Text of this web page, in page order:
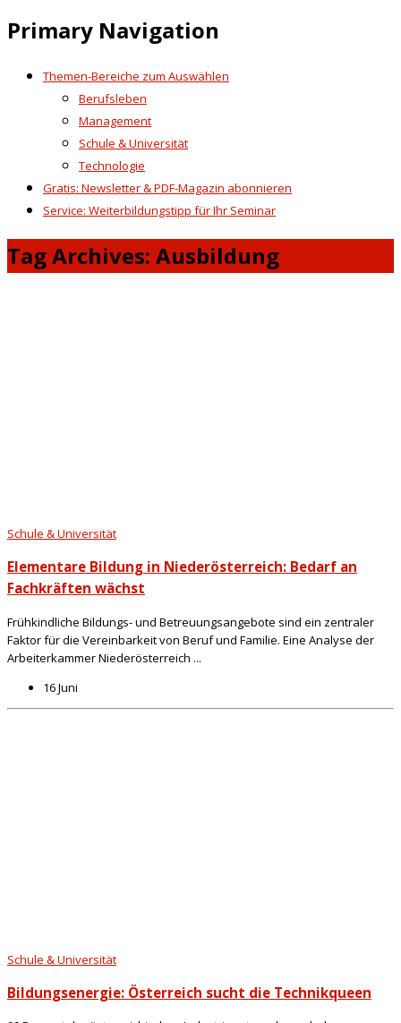
Primary Navigation
Themen-Bereiche zum Auswählen
Berufsleben
Management
Schule & Universität
Technologie
Gratis: Newsletter & PDF-Magazin abonnieren
Service: Weiterbildungstipp für Ihr Seminar
Tag Archives: Ausbildung
Schule & Universität
Elementare Bildung in Niederösterreich: Bedarf an
Fachkräften wächst
Frühkindliche Bildungs- und Betreuungsangebote sind ein zentraler
Faktor für die Vereinbarkeit von Beruf und Familie. Eine Analyse der
Arbeiterkammer Niederösterreich ...
16 Juni
Schule & Universität
Bildungsenergie: Österreich sucht die Technikqueen